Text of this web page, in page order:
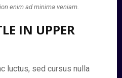
enim ad minima veniam.
IN UPPER
luctus, sed cursus nulla